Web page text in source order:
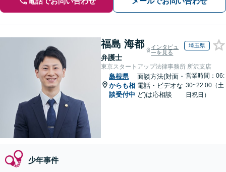
福島 海都
弁護士
インタビュ
ーを見る
埼玉県
東京スタートアップ法律事務所 所沢支店
島根県
からも相
談受付中
面談方法(対面・
電話・ビデオな
ど)は応相談
営業時間：06:
30~22:00（土
日祝日）
少年事件